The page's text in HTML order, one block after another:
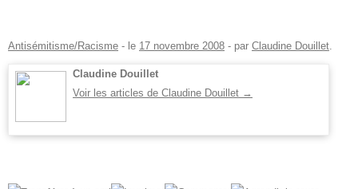
Antisémitisme/Racisme - le 17 novembre 2008 - par Claudine Douillet.
Claudine Douillet
Voir les articles de Claudine Douillet →